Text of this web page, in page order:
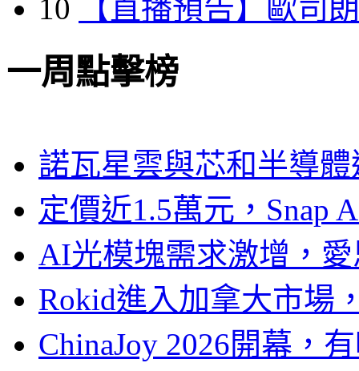
10 【直播預告】歐司
一周點擊榜
諾瓦星雲與芯和半導
定價近1.5萬元，Snap
AI光模塊需求激增，
Rokid進入加拿大市場
ChinaJoy 2026開幕，